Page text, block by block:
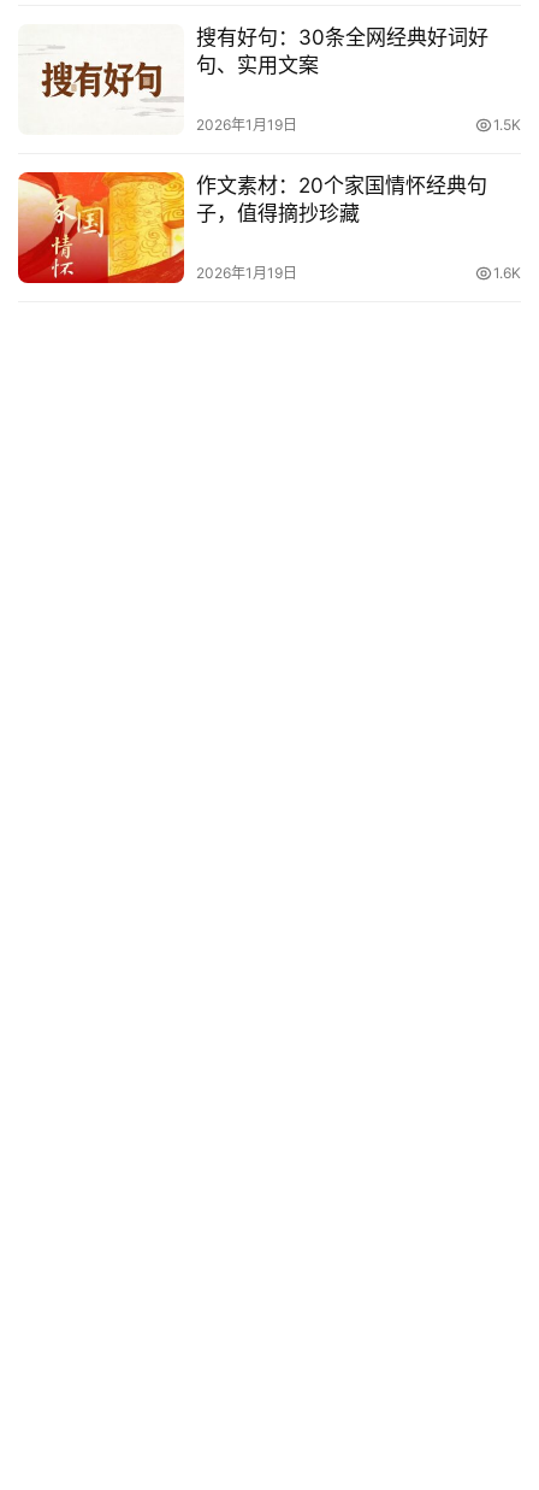
搜有好句：30条全网经典好词好
句、实用文案
2026年1月19日 1.5K
作文素材：20个家国情怀经典句
子，值得摘抄珍藏
2026年1月19日 1.6K